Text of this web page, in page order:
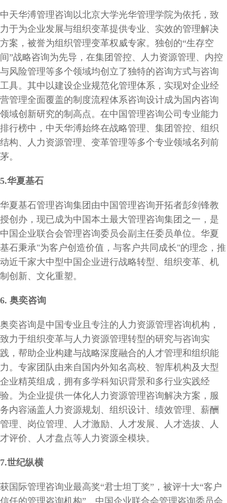
中天华溥管理咨询以北京大学光华管理学院为依托，致
力于为企业发展与组织变革提供专业、实效的管理解决
方案，被誉为组织管理变革权威专家。独创的“生存空
间”战略咨询为先导，在集团管控、人力资源管理、内控
与风险管理等多个领域均创立了独特的咨询方式与咨询
工具。其中以建设企业规范化管理体系，实现对企业经
营管理全面覆盖的制度流程体系咨询设计成为国内咨询
领域创新研究的制高点。在中国管理咨询公司专业能力
排行榜中，中天华溥始终在战略管理、集团管控、组织
结构、人力资源管理、变革管理等多个专业领域名列前
茅。
5.华夏基石
华夏基石管理咨询集团由中国管理咨询开拓者彭剑锋教
授创办，现已成为中国本土最大管理咨询集团之一，是
中国企业联合会管理咨询委员会副主任委员单位。华夏
基石秉承"为客户创造价值，与客户共同成长"的理念，推
动近千家大中型中国企业进行战略转型、组织变革、机
制创新、文化重塑。
6. 奥奕咨询
奥奕咨询是中国专业且专注的人力资源管理咨询机构，
致力于组织变革与人力资源管理转型的研究与咨询实
践，帮助企业构建与战略深度融合的人才管理和组织能
力。专家团队由来自国内外知名高校、智库机构及大型
企业精英组成，拥有多学科知识背景和多行业实践经
验。为企业提供一体化人力资源管理咨询解决方案，服
务内容涵盖人力资源规划、组织设计、绩效管理、薪酬
管理、岗位管理、人才激励、人才发展、人才选拔、人
才评价、人才盘点等人力资源全模块。
7.世纪纵横
获国际管理咨询业最高奖“君士坦丁奖”，被评十大“客户
信任的管理咨询机构”，中国企业联合会管理咨询委员会